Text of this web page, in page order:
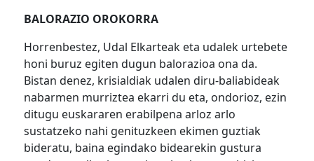
BALORAZIO OROKORRA
Horrenbestez, Udal Elkarteak eta udalek urtebete
honi buruz egiten dugun balorazioa ona da.
Bistan denez, krisialdiak udalen diru-baliabideak
nabarmen murriztea ekarri du eta, ondorioz, ezin
ditugu euskararen erabilpena arloz arlo
sustatzeko nahi genituzkeen ekimen guztiak
bideratu, baina egindako bidearekin gustura